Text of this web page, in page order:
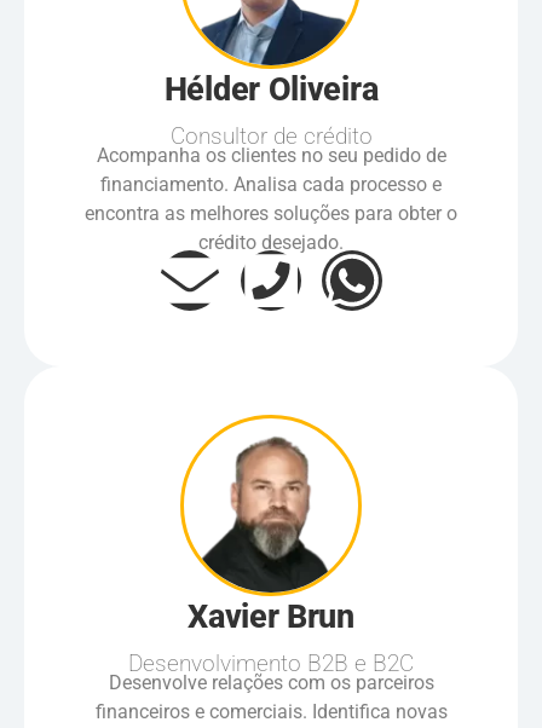
Hélder Oliveira
Consultor de crédito
Acompanha os clientes no seu pedido de
financiamento. Analisa cada processo e
encontra as melhores soluções para obter o
crédito desejado.
Xavier Brun
Desenvolvimento B2B e B2C
Desenvolve relações com os parceiros
financeiros e comerciais. Identifica novas